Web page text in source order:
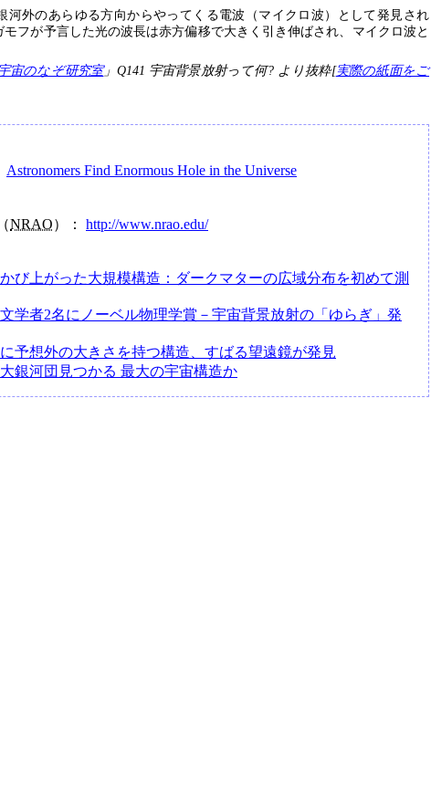
河外のあらゆる方向からやってくる電波（マイクロ波）として発見され
フが予言した光の波長は赤方偏移で大きく引き伸ばされ、マイクロ波と
宙のなぞ研究室」Q141 宇宙背景放射って何? より抜粋[実際の紙面をご
Astronomers Find Enormous Hole in the Universe
NRAO）： http://www.nrao.edu/
び上がった大規模構造：ダークマターの広域分布を初めて測
学者2名にノーベル物理学賞－宇宙背景放射の「ゆらぎ」発
予想外の大きさを持つ構造、すばる望遠鏡が発見
銀河団見つかる 最大の宇宙構造か